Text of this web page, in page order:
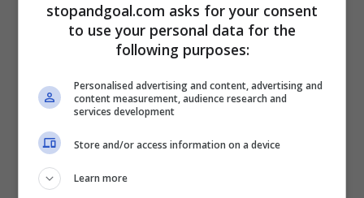
stopandgoal.com asks for your consent
to use your personal data for the
following purposes:
Personalised advertising and content, advertising and
content measurement, audience research and
services development
Store and/or access information on a device
Learn more